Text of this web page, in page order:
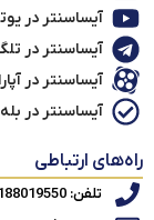
آیساسنتر در
آیساسنتر در
آیساسنتر در
آیساسنتر در بله
راه‌های ارتباطی
تلفن: 02188019550